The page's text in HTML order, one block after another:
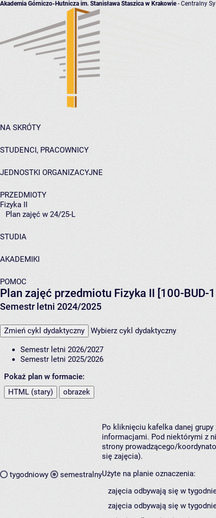
Akademia Górniczo-Hutnicza im. Stanisława Staszica w Krakowie- Centralny
NA SKRÓTY
STUDENCI, PRACOWNICY
JEDNOSTKI ORGANIZACYJNE
PRZEDMIOTY
Fizyka II
Plan zajęć w 24/25-L
STUDIA
AKADEMIKI
POMOC
Plan zajęć przedmiotu Fizyka II [100-BUD-
Semestr letni 2024/2025
Zmień cykl dydaktyczny Wybierz cykl dydaktyczny
Semestr letni 2026/2027
Semestr letni 2025/2026
Pokaż plan w formacie:
HTML (stary)
obrazek
tygodniowy semestralny
Po kliknięciu kafelka danej
informacjami. Pod niektórymi z
strony prowadzącego/
się zajęcia).
Użyte na planie oznaczenia:
zajęcia odbywają się w
zajęcia odbywają się w